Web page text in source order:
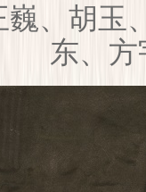
、胡玉
东、